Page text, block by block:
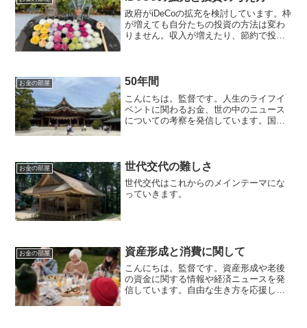
政府がiDeCoの拡充を検討しています。枠
が増えても自分たちの投資の方法は変わ
りません。収入が増えたり、節約で投資
お金の部屋 50年間
こんにちは。監督です。人生のライフイ
ベントに関わるお金、世の中のニュース
についての考察を発信しています。国家
ョンを含みます）。...
お金の部屋 世代交代の難しさ
世代交代はこれからのメインテーマにな
っていきます。
お金の部屋 資産形成と消費に関して
こんにちは。監督です。資産形成や老後
の資金に関する情報や経済ニュースを発
信しています。自由な生き方を応援して